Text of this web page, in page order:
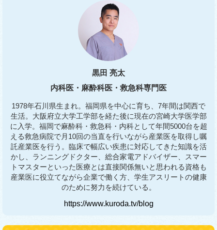
黒田 亮太
内科医・麻酔科医・救急科専門医
1978年石川県生まれ。福岡県を中心に育ち、7年間は関西で
生活。大阪府立大学工学部を経た後に現在の宮崎大学医学部
に入学。福岡で麻酔科・救急科・内科として年間5000台を超
える救急病院で月10回の当直を行いながら産業医を取得し嘱
託産業医を行う。臨床で幅広い疾患に対応してきた知識を活
かし、ランニングドクター、総合家電アドバイザー、スマー
トマスターといった医療とは直接関係無いと思われる資格も
産業医に役立てながら企業で働く方、学生アスリートの健康
のために努力を続けている。
https://www.kuroda.tv/blog